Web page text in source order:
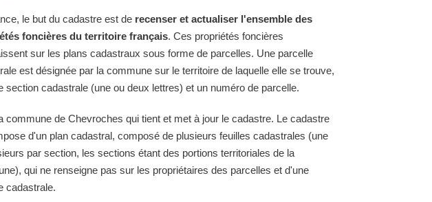
le but du cadastre est de recenser et actualiser l'ensemble des
foncières du territoire français. Ces propriétés foncières
sur les plans cadastraux sous forme de parcelles. Une parcelle
est désignée par la commune sur le territoire de laquelle elle se trouve,
section cadastrale (une ou deux lettres) et un numéro de parcelle.
commune de Chevroches qui tient et met à jour le cadastre. Le cadastre
d'un plan cadastral, composé de plusieurs feuilles cadastrales (une
par section, les sections étant des portions territoriales de la
qui ne renseigne pas sur les propriétaires des parcelles et d'une
cadastrale.